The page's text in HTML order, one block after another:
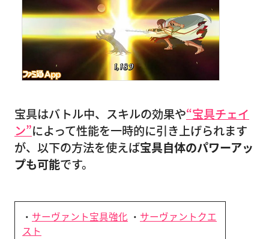
宝具はバトル中、スキルの効果や“宝具チェイ
ン”によって性能を一時的に引き上げられます
が、以下の方法を使えば宝具自体のパワーアッ
プも可能です。
・ サーヴァント宝具強化 ・ サーヴァントクエ
スト